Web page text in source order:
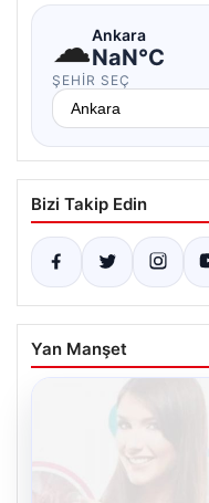
☁Ankara
NaN°C
ŞEHIR SEÇ
Bizi Takip Edin
Yan Manşet